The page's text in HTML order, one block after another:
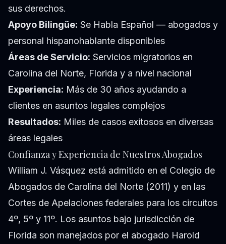
sus derechos.
Apoyo Bilingüe: Se Habla Español — abogados y
personal hispanohablante disponibles
Áreas de Servicio: Servicios migratorios en
Carolina del Norte, Florida y a nivel nacional
Experiencia: Más de 30 años ayudando a
clientes en asuntos legales complejos
Resultados: Miles de casos exitosos en diversas
áreas legales
Confianza y Experiencia de Nuestros Abogados
William J. Vásquez está admitido en el Colegio de
Abogados de Carolina del Norte (2011) y en las
Cortes de Apelaciones federales para los circuitos
4º, 5º y 11º. Los asuntos bajo jurisdicción de
Florida son manejados por el abogado Harold